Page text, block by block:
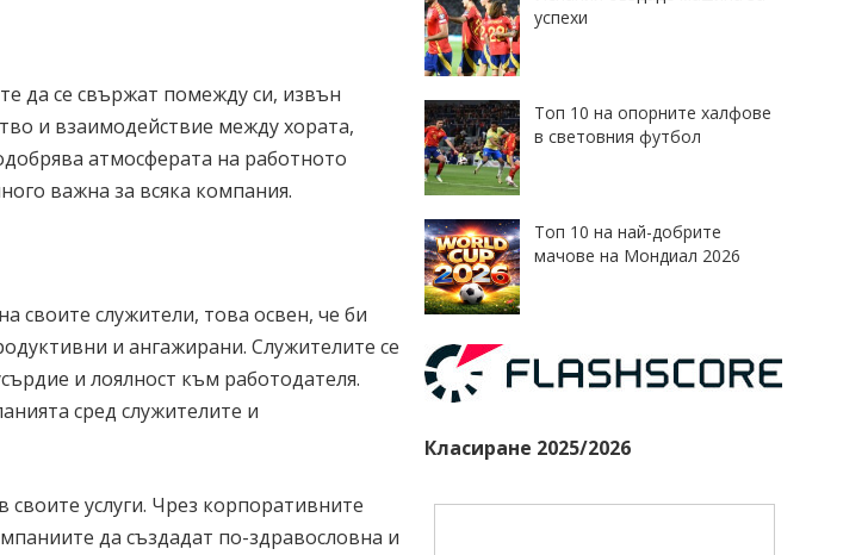
да се свържат помежду си, извън
и взаимодействие между хората,
атмосферата на работното
важна за всяка компания.
своите служители, това освен, че би
и ангажирани. Служителите се
и лоялност към работодателя.
сред служителите и
услуги. Чрез корпоративните
да създадат по-здравословна и
успехи
Топ 10 на опорните халфове
в световния футбол
Топ 10 на най-добрите
мачове на Мондиал 2026
Класиране 2025/2026